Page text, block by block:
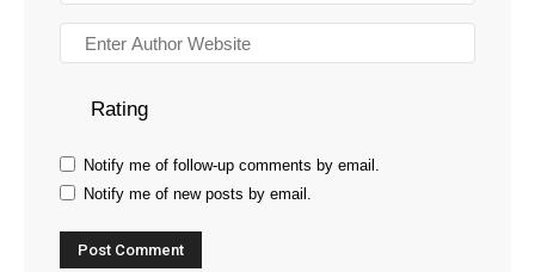
Rating
Notify me of follow-up comments by email.
Notify me of new posts by email.